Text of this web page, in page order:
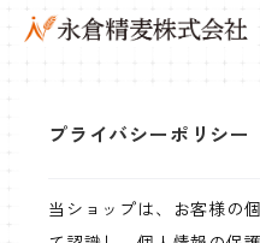
プライバシーポリシー
当ショップは、お客様の